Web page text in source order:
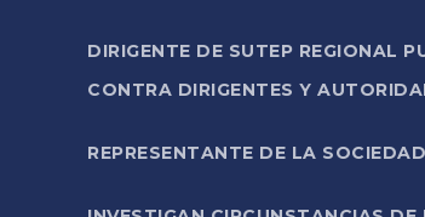
DIRIGENTE DE SUTEP REGIONAL
CONTRA DIRIGENTES Y
REPRESENTANTE DE LA